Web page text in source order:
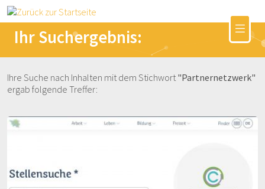
Ihr Suchergebnis:
Ihre Suche nach Inhalten mit dem Stichwort"Partnernetzwerk"
ergab folgende Treffer: